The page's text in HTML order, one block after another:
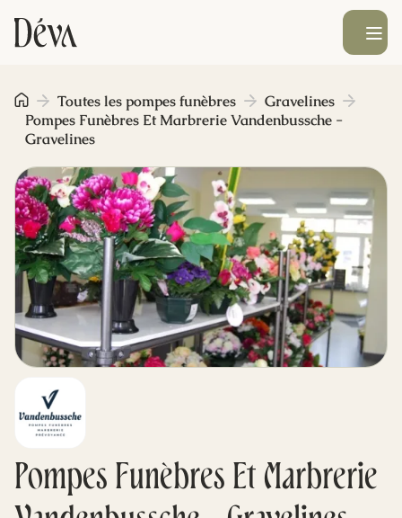
Obsèques
Prévoyance
Monument funéraire
Livraison de fleurs
Blog
Ouvrir le
Pompes Funèbres Et Marbrerie
Toutes les pompes funèbres
Gravelines
Pompes Funèbres Et Marbrerie Vandenbussche -
Gravelines